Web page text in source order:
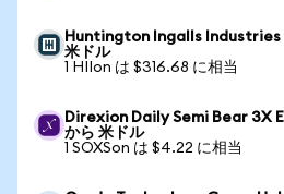
Huntington Ingalls Industries
米ドル
1 HIIon は $316.68 に相当
Direxion Daily Semi Bear 3X
から 米ドル
1 SOXSon は $4.22 に相当